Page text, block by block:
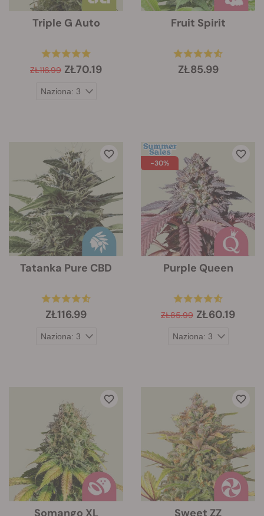
Triple G Auto
ZŁ116.99 ZŁ70.19
Fruit Spirit
ZŁ85.99
Tatanka Pure CBD
ZŁ116.99
-30%
Purple Queen
ZŁ85.99 ZŁ60.19
Somango XL Sweet ZZ